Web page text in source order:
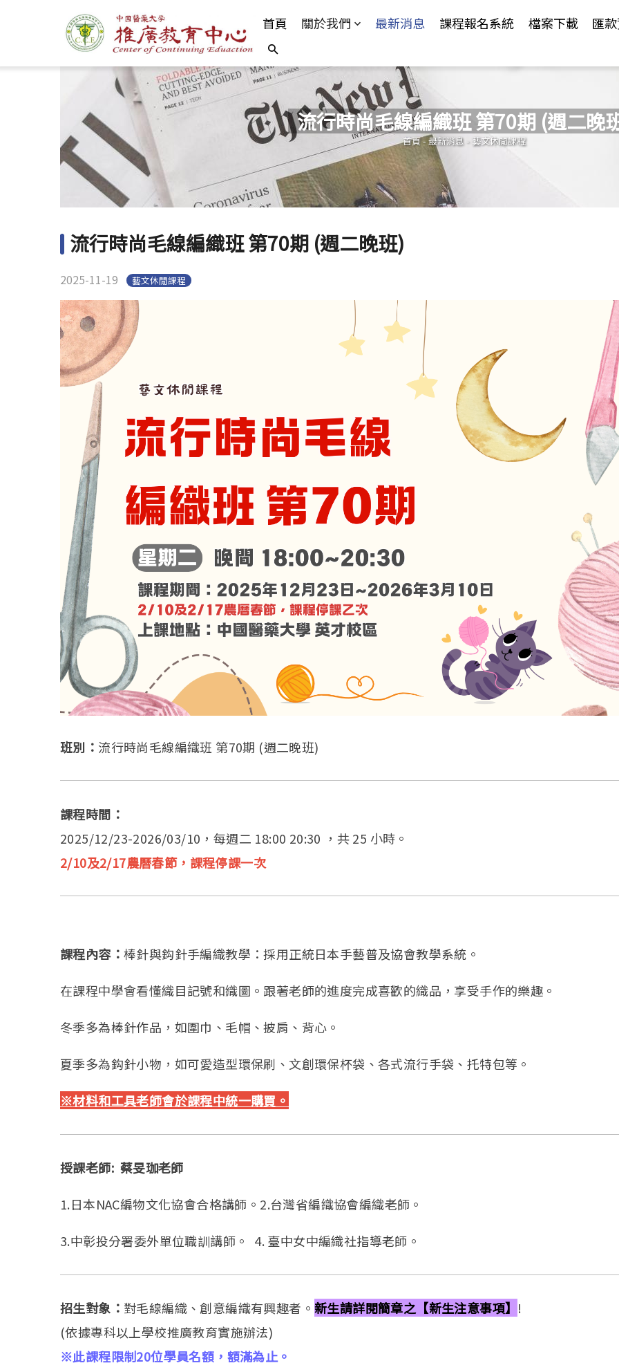
首頁 關於我們 最新消息 課程報名系統 檔案下載 匯
流行時尚毛線編織班 第70期 (週二晚
您在這裡
首頁-最新消息 - 藝文休閒課程
流行時尚毛線編織班 第70期 (週二晚班)
2025-11-19 藝文休閒課程
班別： 流行時尚毛線編織班 第70期 (週二晚班)
課程時間：
2025/12/23-2026/03/10，每週二 18:00 20:30 ，共 25 小時。
2/10及2/17農曆春節，課程停課一次
課程內容： 棒針與鈎針手編織教學：採用正統日本手藝普及協會教學系統。
在課程中學會看懂織目記號和織圖。跟著老師的進度完成喜歡的織品，享受手作的樂趣。
冬季多為棒針作品，如圍巾、毛帽、披肩、背心。
夏季多為鈎針小物，如可愛造型環保刷、文創環保杯袋、各式流行手袋、托特包等。
※材料和工具老師會於課程中統一購買。
授課老師: 蔡旻珈老師
1.日本NAC編物文化協會合格講師。2.台灣省編織協會編織老師。
3.中彰投分署委外單位職訓講師。 4. 臺中女中編織社指導老師。
招生對象： 對毛線編織、創意編織有興趣者。 新生請詳閱簡章之【新生注意事項】 !
(依據專科以上學校推廣教育實施辦法)
※此課程限制20位學員名額，額滿為止。